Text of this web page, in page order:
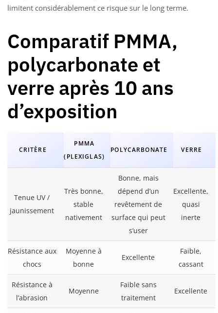
limitent considérablement ce risque sur le long terme.
Comparatif PMMA,
polycarbonate et
verre après 10 ans
d’exposition
CRITÈRE
PMMA
(PLEXIGLAS)
POLYCARBONATE VERRE
Tenue UV /
jaunissement
Très bonne,
stable
nativement
Bonne, mais
dépend d’un
revêtement de
surface qui peut
s’user
Excellente,
quasi
inerte
Résistance aux
chocs
Moyenne à
bonne
Excellente
Faible,
cassant
Résistance à
l’abrasion
Moyenne
Faible sans
traitement
Excellente